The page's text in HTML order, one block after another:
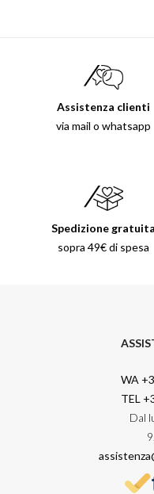
Assistenza clienti
via mail o whatsapp
Spedizione gratuita
sopra 49€ di spesa
WA
TEL
Dal